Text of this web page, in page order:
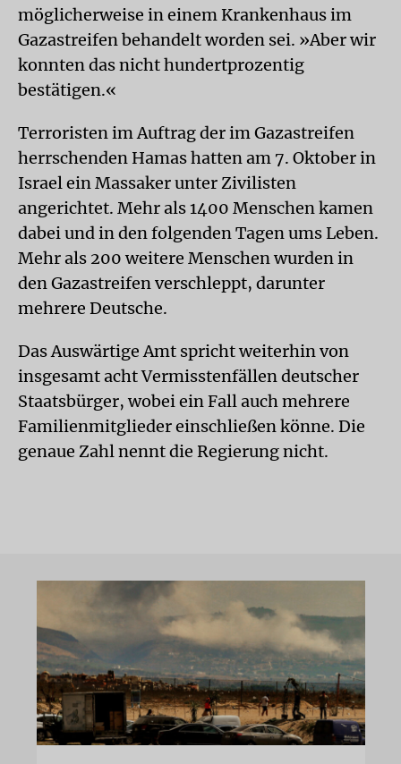
möglicherweise in einem Krankenhaus im
Gazastreifen behandelt worden sei. »Aber wir
konnten das nicht hundertprozentig
bestätigen.«
Terroristen im Auftrag der im Gazastreifen
herrschenden Hamas hatten am 7. Oktober in
Israel ein Massaker unter Zivilisten
angerichtet. Mehr als 1400 Menschen kamen
dabei und in den folgenden Tagen ums Leben.
Mehr als 200 weitere Menschen wurden in
den Gazastreifen verschleppt, darunter
mehrere Deutsche.
Das Auswärtige Amt spricht weiterhin von
insgesamt acht Vermisstenfällen deutscher
Staatsbürger, wobei ein Fall auch mehrere
Familienmitglieder einschließen könne. Die
genaue Zahl nennt die Regierung nicht.